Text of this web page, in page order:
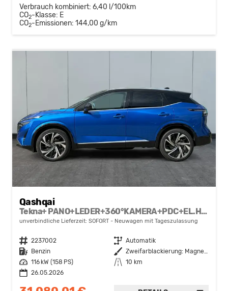
Verbrauch kombiniert: 6,40 l/100km
CO2-Klasse: E
CO2-Emissionen: 144,00 g/km
Qashqai
Tekna+ PANO+LEDER+360°KAMERA+PDC+EL.HECKKL.
unverbindliche Lieferzeit: SOFORT Neuwagen mit Tageszulassung
Fahrzeugnr. 2237002 Getriebe Automatik
Kraftstoff
Benzin Außenfarbe
Zweifarblackierung: Magnetic Blue Metallic (RCF) mit Dachfarbe Diamond Black (G41)
Leistung
116 kW (158 PS) Kilometerstand
10 km
26.05.2026